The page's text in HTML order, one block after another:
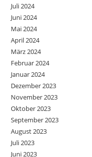
Juli 2024
Juni 2024
Mai 2024
April 2024
März 2024
Februar 2024
Januar 2024
Dezember 2023
November 2023
Oktober 2023
September 2023
August 2023
Juli 2023
Juni 2023